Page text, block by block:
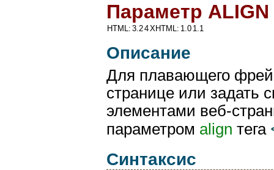
Параметр ALIGN
HTML: 3.24XHTML: 1.0 1.1
Описание
Для плавающего
странице или задать
элементами веб-
параметром align тега
Синтаксис